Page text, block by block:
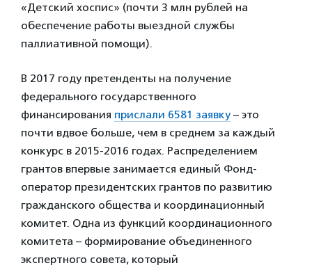
«Детский хоспис» (почти 3 млн рублей на
обеспечение работы выездной службы
паллиативной помощи).
В 2017 году претенденты на получение
федерального государственного
финансирования прислали 6581 заявку – это
почти вдвое больше, чем в среднем за каждый
конкурс в 2015-2016 годах. Распределением
грантов впервые занимается единый Фонд-
оператор президентских грантов по развитию
гражданского общества и координационный
комитет. Одна из функций координационного
комитета – формирование объединенного
экспертного совета, который